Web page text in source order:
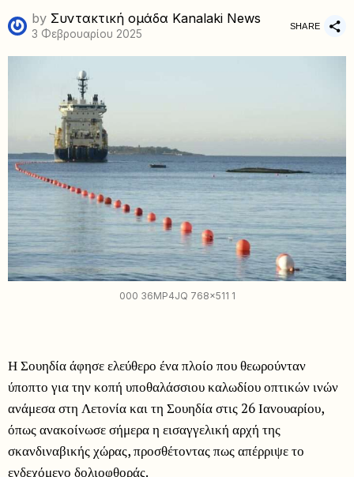
by Συντακτική ομάδα Kanalaki News
3 Φεβρουαρίου 2025
SHARE
000 36MP4JQ 768x511 1
Η Σουηδία άφησε ελεύθερο ένα πλοίο που θεωρούνταν
ύποπτο για την κοπή υποθαλάσσιου καλωδίου οπτικών ινών
ανάμεσα στη Λετονία και τη Σουηδία στις 26 Ιανουαρίου,
όπως ανακοίνωσε σήμερα η εισαγγελική αρχή της
σκανδιναβικής χώρας, προσθέτοντας πως απέρριψε το
ενδεχόμενο δολιοφθοράς.